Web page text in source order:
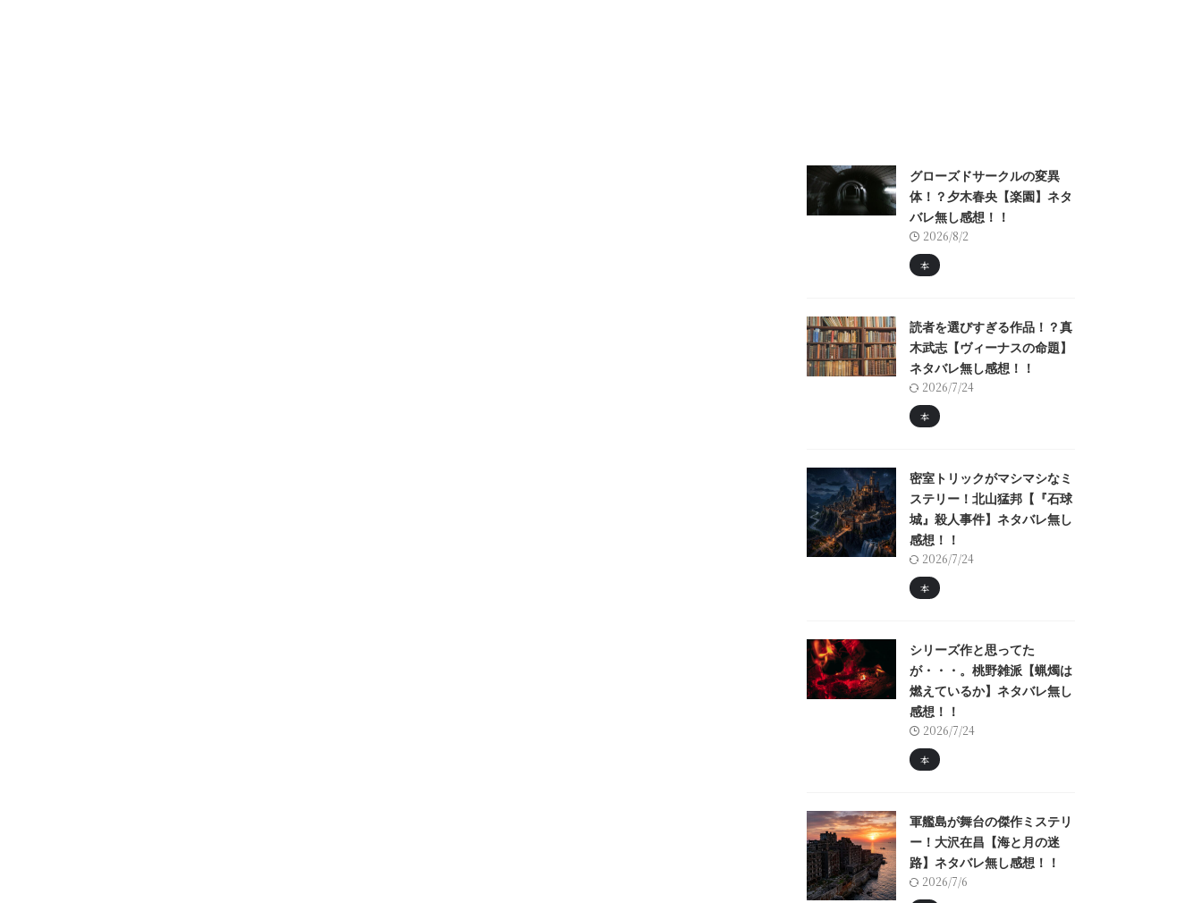
グローズドサークルの変異
体！？夕木春央【楽園】ネタ
バレ無し感想！！
2026/8/2
本
読者を選びすぎる作品！？真
木武志【ヴィーナスの命題】
ネタバレ無し感想！！
2026/7/24
本
密室トリックがマシマシなミ
ステリー！北山猛邦【『石球
城』殺人事件】ネタバレ無し
感想！！
2026/7/24
本
シリーズ作と思ってた
が・・・。桃野雑派【蝋燭は
燃えているか】ネタバレ無し
感想！！
2026/7/24
本
軍艦島が舞台の傑作ミステリ
ー！大沢在昌【海と月の迷
路】ネタバレ無し感想！！
2026/7/6